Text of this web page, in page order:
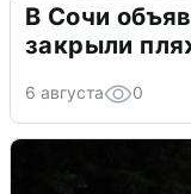
В Сочи
закрыли
6 августа 0